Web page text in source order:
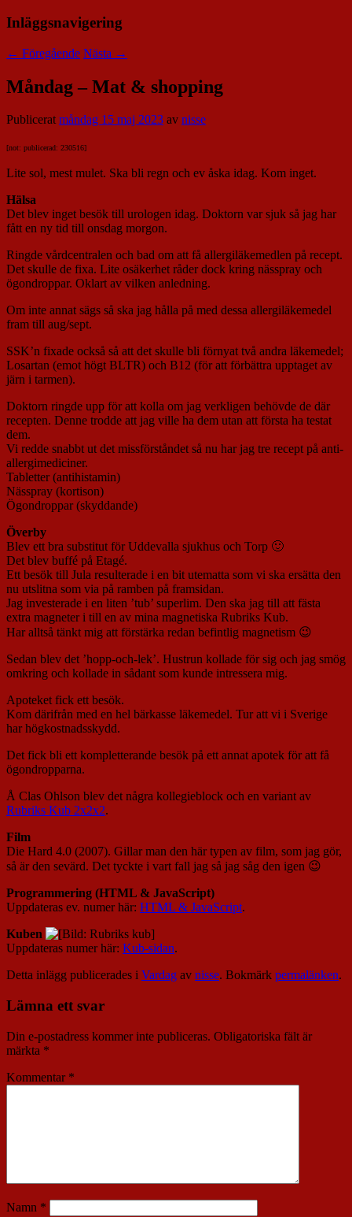
Inläggsnavigering
← Föregående Nästa →
Måndag – Mat & shopping
Publiceratmåndag 15 maj 2023 av nisse
[not: publicerad: 230516]
Lite sol, mest mulet. Ska bli regn och ev åska idag. Kom inget.
Hälsa
Det blev inget besök till urologen idag. Doktorn var sjuk så jag har
fått en ny tid till onsdag morgon.
Ringde vårdcentralen och bad om att få allergiläkemedlen på recept.
Det skulle de fixa. Lite osäkerhet råder dock kring nässpray och
ögondroppar. Oklart av vilken anledning.
Om inte annat sägs så ska jag hålla på med dessa allergiläkemedel
fram till aug/sept.
SSK’n fixade också så att det skulle bli förnyat två andra läkemedel;
Losartan (emot högt BLTR) och B12 (för att förbättra upptaget av
järn i tarmen).
Doktorn ringde upp för att kolla om jag verkligen behövde de där
recepten. Denne trodde att jag ville ha dem utan att första ha testat
dem.
Vi redde snabbt ut det missförståndet så nu har jag tre recept på anti-
allergimediciner.
Tabletter (antihistamin)
Nässpray (kortison)
Ögondroppar (skyddande)
Överby
Blev ett bra substitut för Uddevalla sjukhus och Torp 🙂
Det blev buffé på Etagé.
Ett besök till Jula resulterade i en bit utematta som vi ska ersätta den
nu utslitna som via på ramben på framsidan.
Jag investerade i en liten ’tub’ superlim. Den ska jag till att fästa
extra magneter i till en av mina magnetiska Rubriks Kub.
Har alltså tänkt mig att förstärka redan befintlig magnetism 😉
Sedan blev det ’hopp-och-lek’. Hustrun kollade för sig och jag smög
omkring och kollade in sådant som kunde intressera mig.
Apoteket fick ett besök.
Kom därifrån med en hel bärkasse läkemedel. Tur att vi i Sverige
har högkostnadsskydd.
Det fick bli ett kompletterande besök på ett annat apotek för att få
ögondropparna.
Å Clas Ohlson blev det några kollegieblock och en variant av
Rubriks Kub 2x2x2.
Film
Die Hard 4.0 (2007). Gillar man den här typen av film, som jag gör,
så är den sevärd. Det tyckte i vart fall jag så jag såg den igen 😉
Programmering (HTML & JavaScript)
Uppdateras ev. numer här: HTML & JavaScript.
Kuben
Uppdateras numer här: Kub-sidan.
Detta inlägg publicerades i Vardag av nisse. Bokmärk permalänken.
Lämna ett svar
Din e-postadress kommer inte publiceras. Obligatoriska fält är
märkta *
Kommentar *
Namn *